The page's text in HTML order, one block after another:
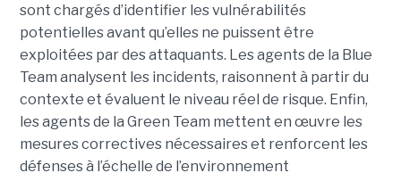
sont chargés d’identifier les vulnérabilités
potentielles avant qu’elles ne puissent être
exploitées par des attaquants. Les agents de la Blue
Team analysent les incidents, raisonnent à partir du
contexte et évaluent le niveau réel de risque. Enfin,
les agents de la Green Team mettent en œuvre les
mesures correctives nécessaires et renforcent les
défenses à l’échelle de l’environnement